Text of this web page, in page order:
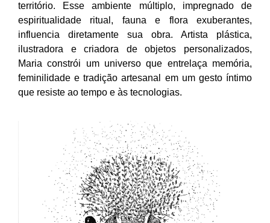
território. Esse ambiente múltiplo, impregnado de
espiritualidade ritual, fauna e flora exuberantes,
influencia diretamente sua obra. Artista plástica,
ilustradora e criadora de objetos personalizados,
Maria constrói um universo que entrelaça memória,
feminilidade e tradição artesanal em um gesto íntimo
que resiste ao tempo e às tecnologias.